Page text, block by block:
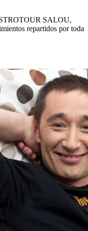
SALOU,
repartidos por toda